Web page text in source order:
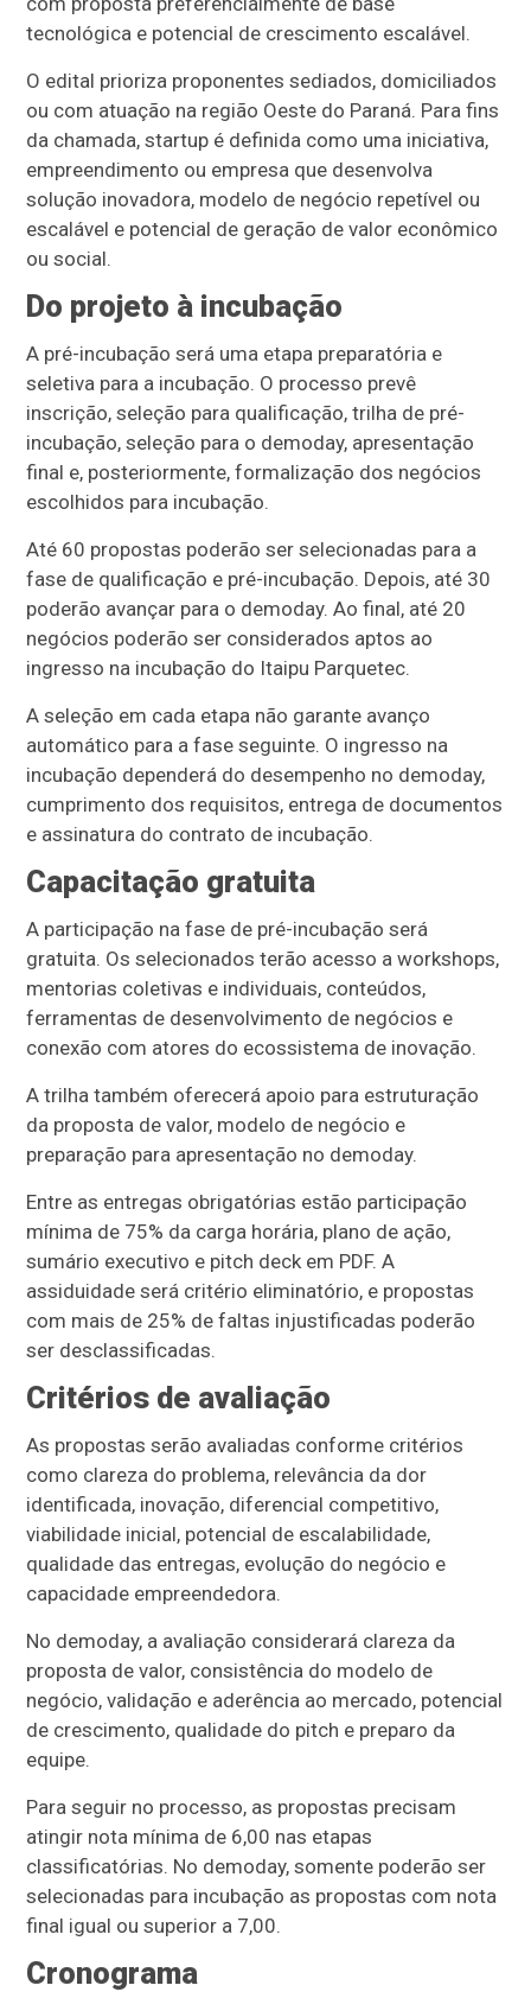
tecnológica e potencial de crescimento escalável.
O edital prioriza proponentes sediados, domiciliados
ou com atuação na região Oeste do Paraná. Para fins
da chamada, startup é definida como uma iniciativa,
empreendimento ou empresa que desenvolva
solução inovadora, modelo de negócio repetível ou
escalável e potencial de geração de valor econômico
ou social.
Do projeto à incubação
A pré-incubação será uma etapa preparatória e
seletiva para a incubação. O processo prevê
inscrição, seleção para qualificação, trilha de pré-
incubação, seleção para o demoday, apresentação
final e, posteriormente, formalização dos negócios
escolhidos para incubação.
Até 60 propostas poderão ser selecionadas para a
fase de qualificação e pré-incubação. Depois, até 30
poderão avançar para o demoday. Ao final, até 20
negócios poderão ser considerados aptos ao
ingresso na incubação do Itaipu Parquetec.
A seleção em cada etapa não garante avanço
automático para a fase seguinte. O ingresso na
incubação dependerá do desempenho no demoday,
cumprimento dos requisitos, entrega de documentos
e assinatura do contrato de incubação.
Capacitação gratuita
A participação na fase de pré-incubação será
gratuita. Os selecionados terão acesso a workshops,
mentorias coletivas e individuais, conteúdos,
ferramentas de desenvolvimento de negócios e
conexão com atores do ecossistema de inovação.
A trilha também oferecerá apoio para estruturação
da proposta de valor, modelo de negócio e
preparação para apresentação no demoday.
Entre as entregas obrigatórias estão participação
mínima de 75% da carga horária, plano de ação,
sumário executivo e pitch deck em PDF. A
assiduidade será critério eliminatório, e propostas
com mais de 25% de faltas injustificadas poderão
ser desclassificadas.
Critérios de avaliação
As propostas serão avaliadas conforme critérios
como clareza do problema, relevância da dor
identificada, inovação, diferencial competitivo,
viabilidade inicial, potencial de escalabilidade,
qualidade das entregas, evolução do negócio e
capacidade empreendedora.
No demoday, a avaliação considerará clareza da
proposta de valor, consistência do modelo de
negócio, validação e aderência ao mercado, potencial
de crescimento, qualidade do pitch e preparo da
equipe.
Para seguir no processo, as propostas precisam
atingir nota mínima de 6,00 nas etapas
classificatórias. No demoday, somente poderão ser
selecionadas para incubação as propostas com nota
final igual ou superior a 7,00.
Cronograma